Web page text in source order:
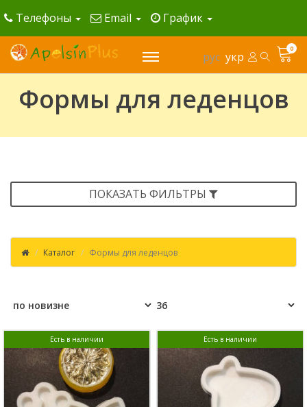
Телефоны Email График
рус укр
0
Формы для леденцов
ПОКАЗАТЬ ФИЛЬТРЫ
Каталог Формы для леденцов
Есть в наличии Есть в наличии